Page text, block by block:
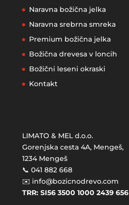
Naravna božična jelka
Naravna srebrna smreka
Premium božična jelka
Božična drevesa v loncih
Božični leseni okraski
Kontakt
LIMATO & MEL d.o.o.
Gorenjska cesta 4A, Mengeš,
1234 Mengeš
📞 041 882 668
✉️ info@bozicnodrevo.com
TRR: SI56 3500 1000 2439 656